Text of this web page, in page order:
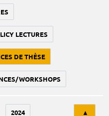
LECTURES
DE THÈSE
WORKSHOPS
2024 ▲